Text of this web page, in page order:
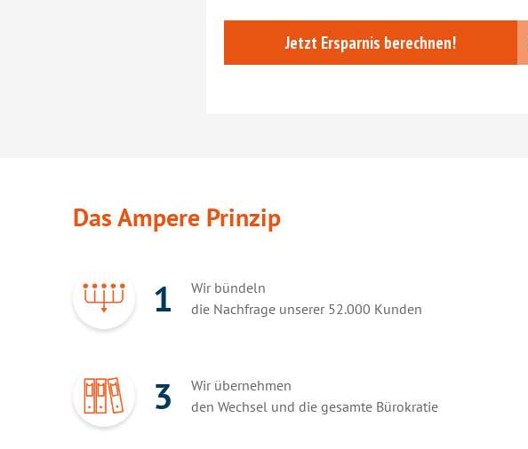
Das Ampere Prinzip
1
Wir bündeln
die Nachfrage unserer 52.000 Kunden
3
Wir übernehmen
den Wechsel und die gesamte Bürokratie